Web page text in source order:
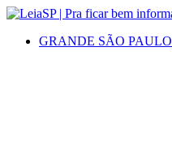
GRANDE SÃO PAULO